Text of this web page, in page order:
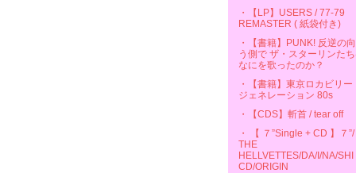
・【LP】USERS / 77-79
REMASTER ( 紙袋付き)
・【書籍】PUNK! 反逆の向
う側で ザ・スターリンた
なにを歌ったのか？
・【書籍】東京ロカビリー
ジェネレーション 80s
・【CDS】斬首 / tear off
・ 【 ７”Single + CD 】７”/
THE
HELLVETTES/DA/I/NA/SHI
CD/ORIGIN